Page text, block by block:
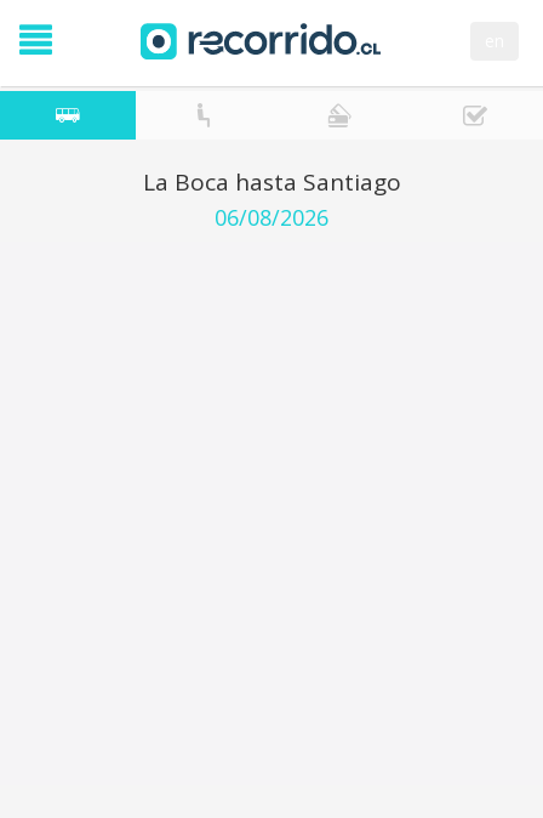
La Boca hasta Santiago
06/08/2026